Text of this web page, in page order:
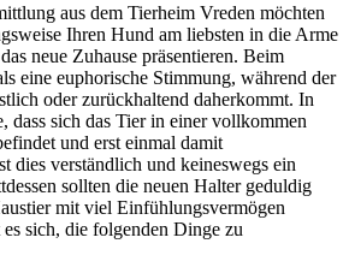
aus dem Tierheim Vreden möchten
Ihren Hund am liebsten in die Arme
neue Zuhause präsentieren. Beim
eine euphorische Stimmung, während der
oder zurückhaltend daherkommt. In
dass sich das Tier in einer vollkommen
und erst einmal damit
dies verständlich und keineswegs ein
sollten die neuen Halter geduldig
mit viel Einfühlungsvermögen
sich, die folgenden Dinge zu